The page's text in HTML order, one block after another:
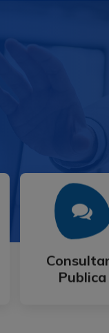
Publica
Publica
Mai Mult